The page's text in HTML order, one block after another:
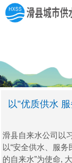
以"优质供水
滑县自来水公司以
以“安全供水、服
的自来水”为使命,